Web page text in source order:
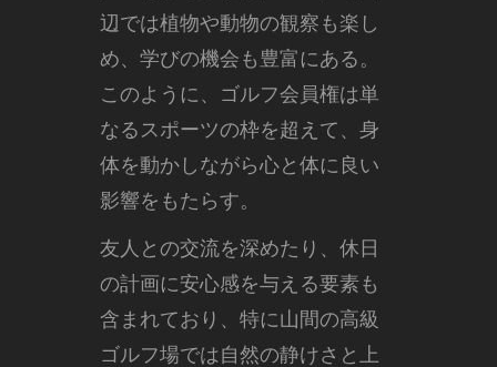
辺では植物や動物の観察も楽し
め、学びの機会も豊富にある。
このように、ゴルフ会員権は単
なるスポーツの枠を超えて、身
体を動かしながら心と体に良い
影響をもたらす。
友人との交流を深めたり、休日
の計画に安心感を与える要素も
含まれており、特に山間の高級
ゴルフ場では自然の静けさと上